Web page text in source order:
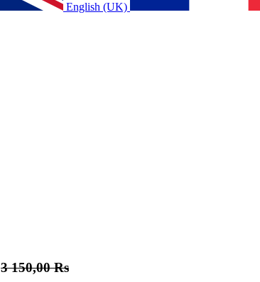
English (UK)
3 150,00Rs